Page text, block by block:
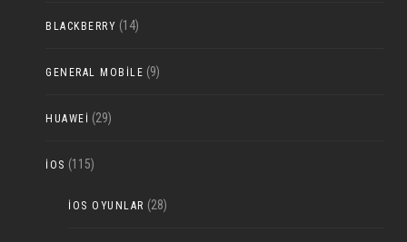
BLACKBERRY (14)
GENERAL MOBILE (9)
HUAWEI (29)
IOS (115)
IOS OYUNLAR (28)